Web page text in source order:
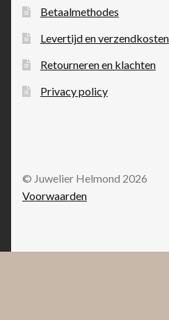
Betaalmethodes
Levertijd en verzendkosten
Retourneren en klachten
Privacy policy
© Juwelier Helmond 2026
Voorwaarden